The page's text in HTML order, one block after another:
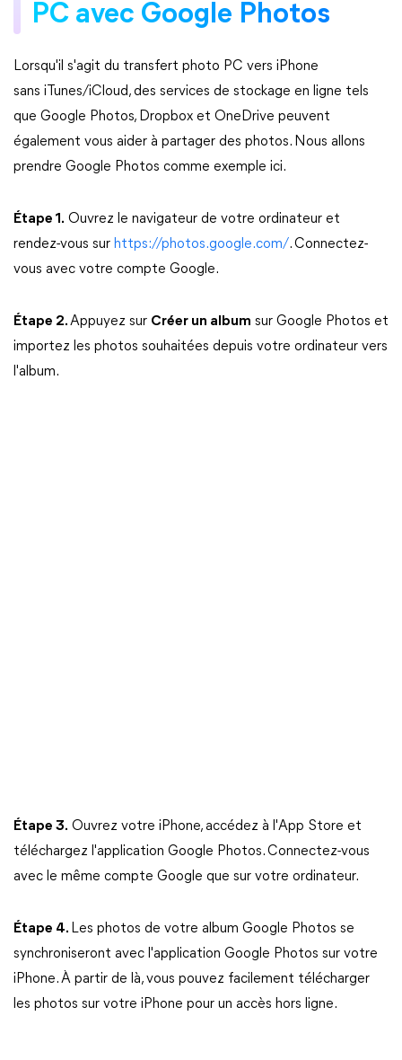
PC avec Google Photos
Lorsqu'il s'agit du transfert photo PC vers iPhone
sans iTunes/iCloud, des services de stockage en ligne tels
que Google Photos, Dropbox et OneDrive peuvent
également vous aider à partager des photos. Nous allons
prendre Google Photos comme exemple ici.
Étape 1. Ouvrez le navigateur de votre ordinateur et
rendez-vous sur https://photos.google.com/. Connectez-
vous avec votre compte Google.
Étape 2.Appuyez sur Créer un album sur Google Photos et
importez les photos souhaitées depuis votre ordinateur vers
l'album.
Étape 3. Ouvrez votre iPhone, accédez à l'App Store et
téléchargez l'application Google Photos. Connectez-vous
avec le même compte Google que sur votre ordinateur.
Étape 4. Les photos de votre album Google Photos se
synchroniseront avec l'application Google Photos sur votre
iPhone. À partir de là, vous pouvez facilement télécharger
les photos sur votre iPhone pour un accès hors ligne.